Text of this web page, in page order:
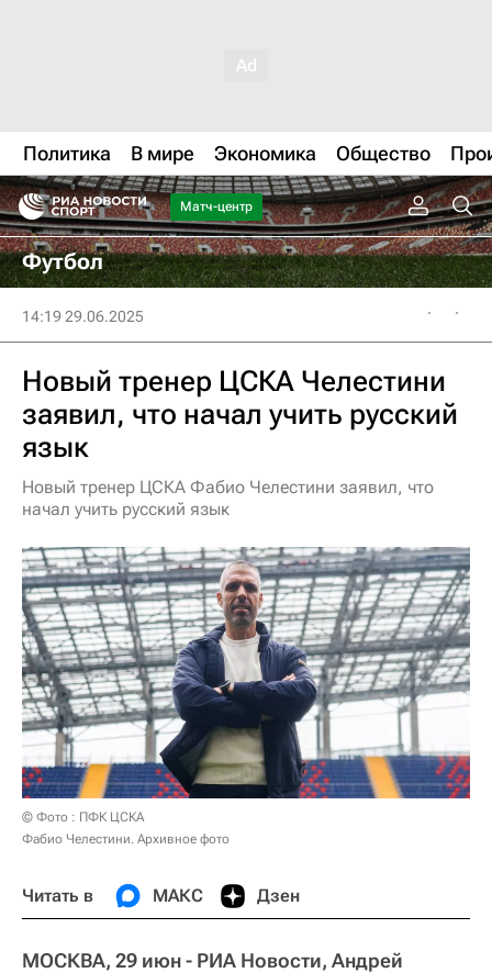
Политика В мире Экономика Общество
Матч-центр
Футбол
14:19 29.06.2025
Новый тренер ЦСКА Челестини
заявил, что начал учить русский
язык
Новый тренер ЦСКА Фабио Челестини заявил, что
начал учить русский язык
© Фото : ПФК ЦСКА
Фабио Челестини. Архивное фото
Читать в МАКС Дзен
МОСКВА, 29 июн - РИА Новости, Андрей